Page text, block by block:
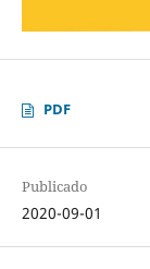
PDF
Publicado
2020-09-01